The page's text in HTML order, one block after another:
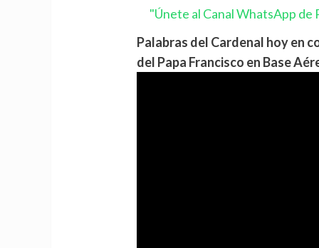
"Únete al Canal WhatsApp de
Palabras del Cardenal hoy en
del Papa Francisco en Base